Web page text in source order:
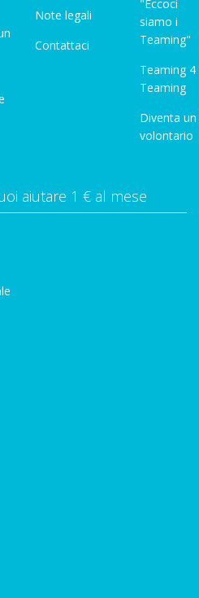
Note legali
Contattaci
"Eccoci
siamo i
Teaming"
Teaming 4
Teaming
Diventa un
volontario
aiutare 1 € al mese